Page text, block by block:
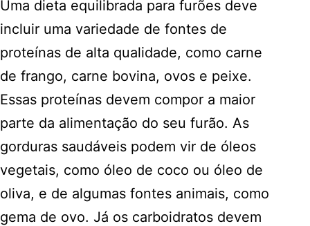
Uma dieta equilibrada para furões deve
incluir uma variedade de fontes de
proteínas de alta qualidade, como carne
de frango, carne bovina, ovos e peixe.
Essas proteínas devem compor a maior
parte da alimentação do seu furão. As
gorduras saudáveis podem vir de óleos
vegetais, como óleo de coco ou óleo de
oliva, e de algumas fontes animais, como
gema de ovo. Já os carboidratos devem